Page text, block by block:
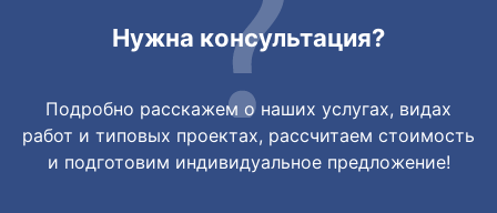
Нужна консультация?
Подробно расскажем о наших услугах, видах
работ и типовых проектах, рассчитаем стоимость
и подготовим индивидуальное предложение!